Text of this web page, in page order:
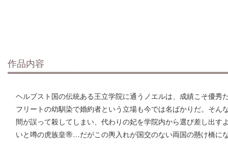
作品内容
ヘルブスト国の伝統ある王立学院に通うノエルは、成績こそ優秀
フリートの幼馴染で婚約者という立場も今では名ばかりだ。そ
間が誤って殺してしまい、代わりの妃を学院内から選び差し出
いと噂の虎族皇帝…だがこの輿入れが国交のない両国の懸け橋に